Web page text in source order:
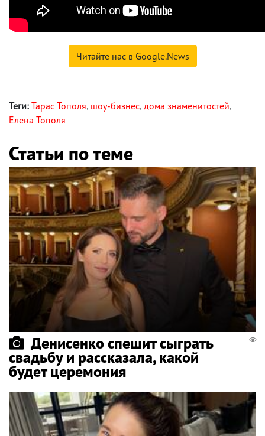
Читайте нас в Google.News
Теги: Тарас Тополя, шоу-бизнес, дома знаменитостей,
Елена Тополя
Статьи по теме
Денисенко спешит сыграть
свадьбу и рассказала, какой
будет церемония